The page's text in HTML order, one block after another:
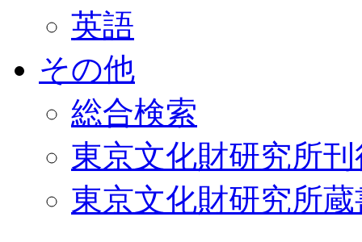
英語
その他
総合検索
東京文化財研究所
東京文化財研究所